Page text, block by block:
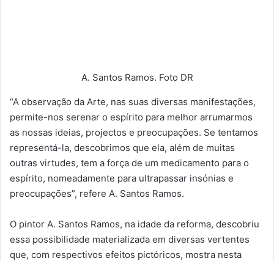
A. Santos Ramos. Foto DR
“A observação da Arte, nas suas diversas manifestações,
permite-nos serenar o espírito para melhor arrumarmos
as nossas ideias, projectos e preocupações. Se tentamos
representá-la, descobrimos que ela, além de muitas
outras virtudes, tem a força de um medicamento para o
espírito, nomeadamente para ultrapassar insónias e
preocupações”, refere A. Santos Ramos.
O pintor A. Santos Ramos, na idade da reforma, descobriu
essa possibilidade materializada em diversas vertentes
que, com respectivos efeitos pictóricos, mostra nesta